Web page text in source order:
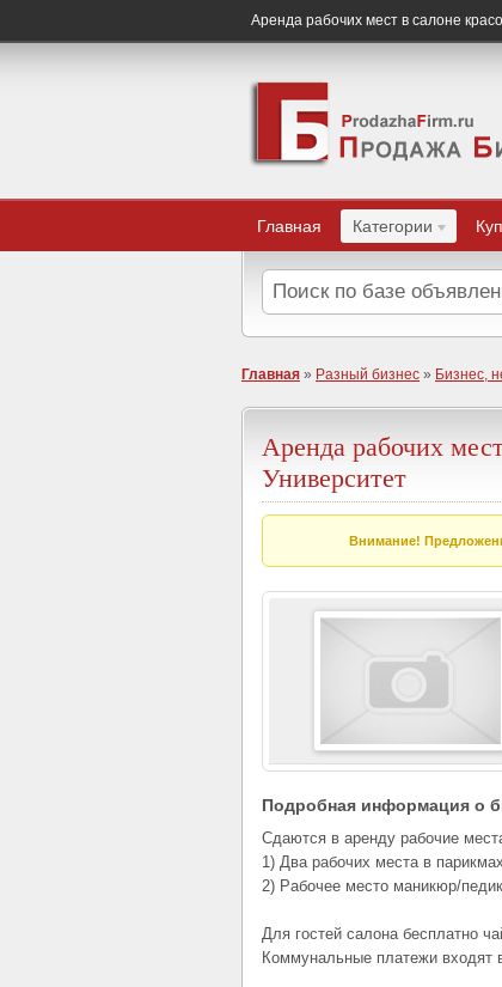
Аренда рабочих мест в салоне
Главная Категории
Главная » Разный бизнес » Бизнес,
Аренда рабочих
Университет
Внимание!
Подробная информация о
Сдаются в аренду рабочие
1) Два рабочих места в
2) Рабочее место маникюр/
Для гостей салона бесплатно
Коммунальные платежи входят